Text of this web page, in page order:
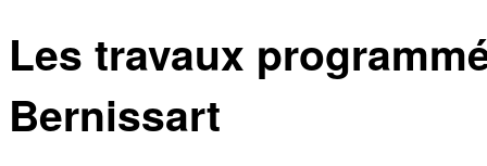
Les travaux
Bernissart